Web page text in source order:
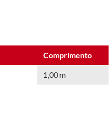
Comprimento
1,00 m